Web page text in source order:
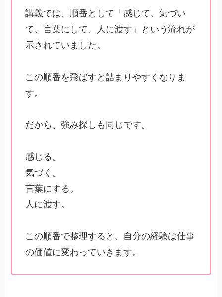
講義では、順番として「感じて、気づい
て、言葉にして、人に渡す」という流れが
示されていました。
この順番を飛ばすと詰まりやすくなりま
す。
だから、強み探しも同じです。
感じる。
気づく。
言葉にする。
人に渡す。
この順番で整理すると、自分の経験は仕事
の価値に変わっていきます。